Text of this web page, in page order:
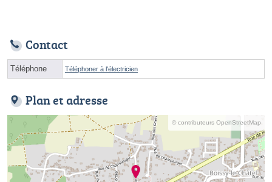
Contact
Téléphone Téléphoner à l'électricien
Plan et adresse
© contributeurs OpenStreetMap